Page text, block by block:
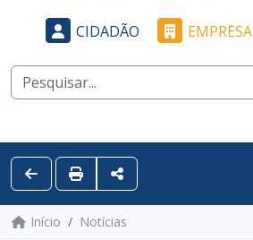
CIDADÃO EMPRESA
Início Notícias